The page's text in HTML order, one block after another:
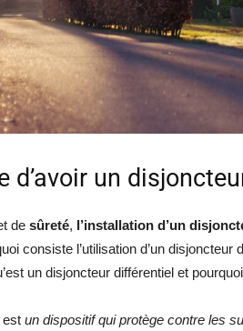
d’avoir un
de sûreté, l’installation d’un
consiste l’utilisation d’un
un disjoncteur différentiel et
est un dispositif qui protège contre les